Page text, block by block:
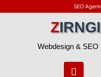
SEO
Z
Webdesign & SEO